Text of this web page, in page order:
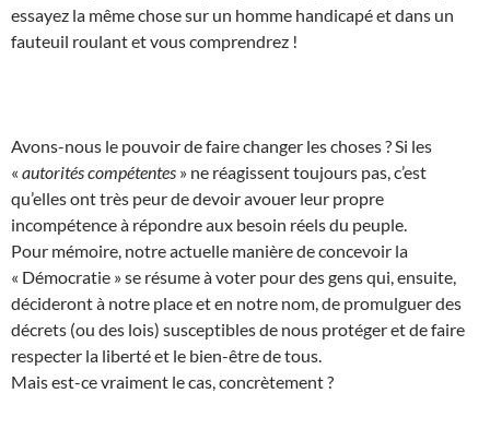
essayez la même chose sur un homme handicapé et dans un
fauteuil roulant et vous comprendrez !
Avons-nous le pouvoir de faire changer les choses ? Si les
« autorités compétentes » ne réagissent toujours pas, c’est
qu’elles ont très peur de devoir avouer leur propre
incompétence à répondre aux besoin réels du peuple.
Pour mémoire, notre actuelle manière de concevoir la
« Démocratie » se résume à voter pour des gens qui, ensuite,
décideront à notre place et en notre nom, de promulguer des
décrets (ou des lois) susceptibles de nous protéger et de faire
respecter la liberté et le bien-être de tous.
Mais est-ce vraiment le cas, concrètement ?